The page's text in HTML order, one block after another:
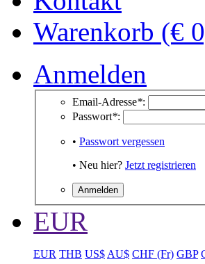
Warenkorb (€
Anmelden
Email-Adresse*:
Passwort*:
• Passwort vergessen
• Neu hier? Jetzt registrieren
EUR
EUR THB US$ AU$ CHF (Fr) GBP